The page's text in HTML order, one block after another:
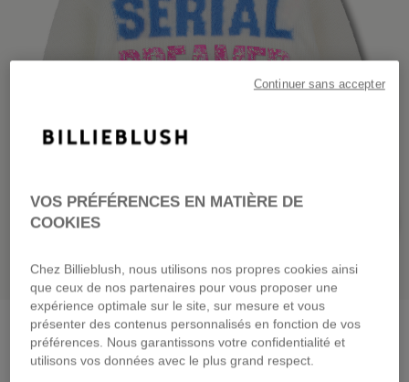
Pull en tricotrice
dès 59,00 €
VOS PRÉFÉRENCES EN MATIÈRE DE
COOKIES
Chez Billieblush, nous utilisons nos propres cookies ainsi
que ceux de nos partenaires pour vous proposer une
expérience optimale sur le site, sur mesure et vous
présenter des contenus personnalisés en fonction de vos
préférences. Nous garantissons votre confidentialité et
utilisons vos données avec le plus grand respect.
Continuer sans accepter